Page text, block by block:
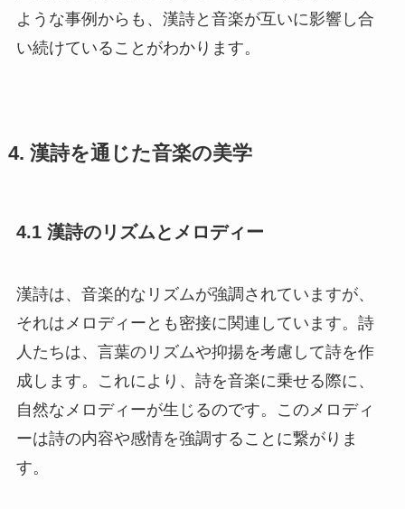
ような事例からも、漢詩と音楽が互いに影響し合
い続けていることがわかります。
4. 漢詩を通じた音楽の美学
4.1 漢詩のリズムとメロディー
漢詩は、音楽的なリズムが強調されていますが、
それはメロディーとも密接に関連しています。詩
人たちは、言葉のリズムや抑揚を考慮して詩を作
成します。これにより、詩を音楽に乗せる際に、
自然なメロディーが生じるのです。このメロディ
ーは詩の内容や感情を強調することに繋がりま
す。